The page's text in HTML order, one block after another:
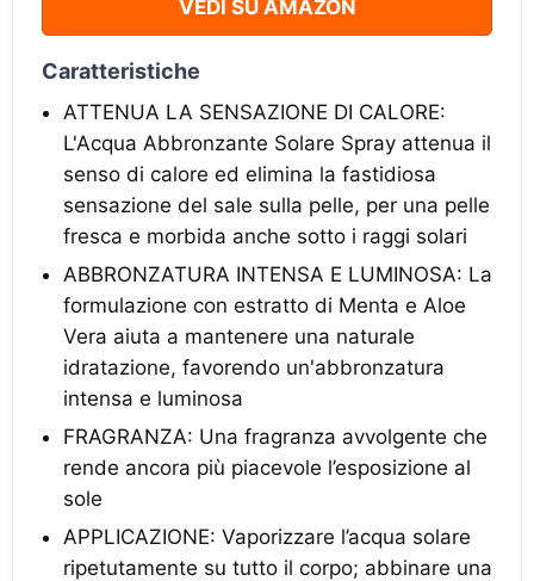
VEDI SU AMAZON
Caratteristiche
ATTENUA LA SENSAZIONE DI CALORE:
L'Acqua Abbronzante Solare Spray attenua il
senso di calore ed elimina la fastidiosa
sensazione del sale sulla pelle, per una pelle
fresca e morbida anche sotto i raggi solari
ABBRONZATURA INTENSA E LUMINOSA: La
formulazione con estratto di Menta e Aloe
Vera aiuta a mantenere una naturale
idratazione, favorendo un'abbronzatura
intensa e luminosa
FRAGRANZA: Una fragranza avvolgente che
rende ancora più piacevole l’esposizione al
sole
APPLICAZIONE: Vaporizzare l’acqua solare
ripetutamente su tutto il corpo; abbinare una